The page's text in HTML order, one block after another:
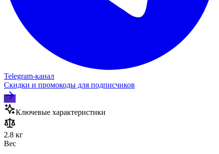
Telegram‑канал
Скидки и промокоды для подписчиков
Ключевые характеристики
2.8 кг
Вес